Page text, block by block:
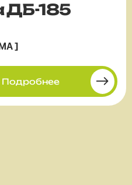
ДБ-185
]
Подробнее